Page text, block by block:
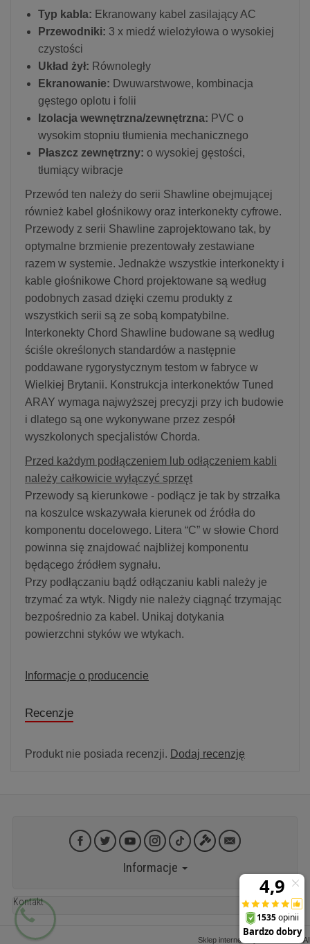
Typ kabla: Ekranowany kabel zasilający AC
Przewodniki: 3 x miedź wielożyłowa o wysokiej
czystości
Układ żył: Równoległy
Ekranowanie: Dwuwarstwowe, kombinacja
gęstego oplotu i folii
Izolacja wewnętrzna/zewnętrzna: PVC o
wysokim stopniu tłumienia mechanicznego
Płaszcz zewnętrzny: o wysokiej gęstości,
tłumiący wibracje
Przewód ten należy do serii Shawline obejmującej
również kabel głośnikowy oraz interkonekty cyfrowe.
Przewody z serii Shawline zaprojektowano tak, by
optymalne brzmienie prezentowały zestawiane
razem w systemie. Jednakże wszystkie interkonekty i
kable głośnikowe Chord projektowane są według
podobnych zasad dzięki czemu produkty z
wszystkich serii są ze sobą kompatybilne.
Interkonekty Chord Shawline budowane są według
ściśle określonych standardów a następnie
poddawane rygorystycznym testom w fabryce w
Wielkiej Brytanii. Konstrukcja interkonektów Tuned
ARAY wymaga najwyższej precyzji przy ich budowie
i dlatego są one wykonywane przez zespół
wyszkolonych specjalistów Chorda.
Przed każdym podłączeniem lub odłączeniem kabli
należy całkowicie wyłączyć sprzęt
Przewody są kierunkowe - podłącz je tak by strzałka
na koszulce wskazywała kierunek od źródła do
komponentu docelowego. Litera “C” w słowie Chord
powinna się znajdować najbliżej komponentu
będącego źródłem sygnału.
Przy podłączaniu bądź odłączaniu kabli należy je
trzymać za wtyk. Nigdy nie należy ciągnąć trzymając
bezpośrednio za kabel. Unikaj dotykania
powierzchni styków we wtykach.
Informacje o producencie
Recenzje
Produkt nie posiada recenzji. Dodaj recenzję
Informacje
Kontakt
Sklep internetowy SOTESHOP AI